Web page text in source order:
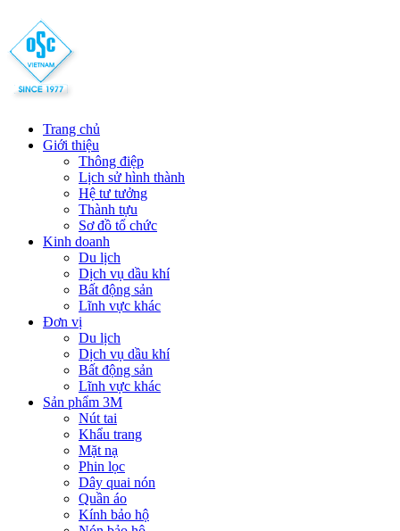
Trang chủ
Giới thiệu
Thông điệp
Lịch sử hình thành
Hệ tư tưởng
Thành tựu
Sơ đồ tổ chức
Kinh doanh
Du lịch
Dịch vụ dầu khí
Bất động sản
Lĩnh vực khác
Đơn vị
Du lịch
Dịch vụ dầu khí
Bất động sản
Lĩnh vực khác
Sản phẩm 3M
Nút tai
Khẩu trang
Mặt nạ
Phin lọc
Dây quai nón
Quần áo
Kính bảo hộ